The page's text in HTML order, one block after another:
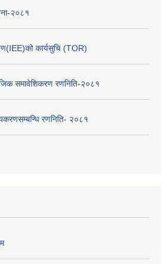
२०८१
कार्यसुचि (TOR)
समावेशिकरण रणनिति-२०८१
रणनिति- २०८१